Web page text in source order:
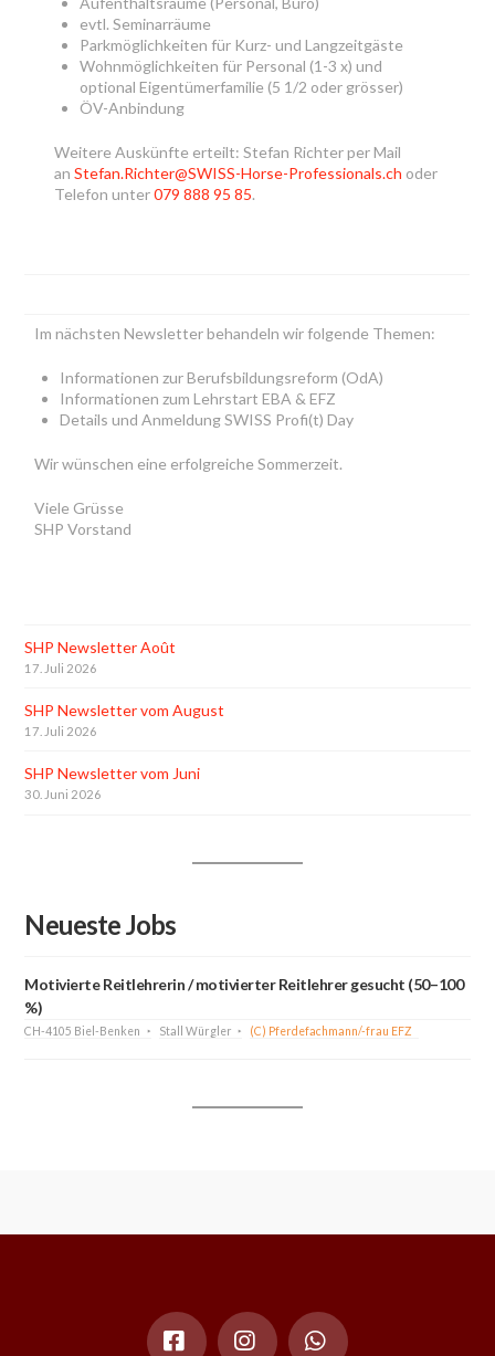
evtl. Seminarräume
Parkmöglichkeiten für Kurz- und Langzeitgäste
Wohnmöglichkeiten für Personal (1-3 x) und
optional Eigentümerfamilie (5 1/2 oder grösser)
ÖV-Anbindung
Weitere Auskünfte erteilt: Stefan Richter per Mail
an Stefan.Richter@SWISS-Horse-Professionals.ch oder
Telefon unter079 888 95 85.
Im nächsten Newsletter behandeln wir folgende Themen:
Informationen zur Berufsbildungsreform (OdA)
Informationen zum Lehrstart EBA & EFZ
Details und Anmeldung SWISS Profi(t) Day
Wir wünschen eine erfolgreiche Sommerzeit.
Viele Grüsse
SHP Vorstand
SHP Newsletter Août
17. Juli 2026
SHP Newsletter vom August
17. Juli 2026
SHP Newsletter vom Juni
30. Juni 2026
Neueste Jobs
Motivierte Reitlehrerin / motivierter Reitlehrer gesucht (50–100
%)
CH-4105 Biel-Benken Stall Würgler (C) Pferdefachmann/-frau EFZ